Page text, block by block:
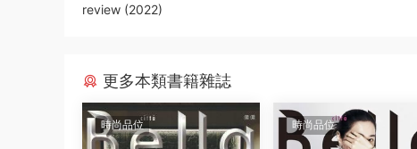
review (2022)
更多本類書籍雜誌
時尚品位 時尚品位